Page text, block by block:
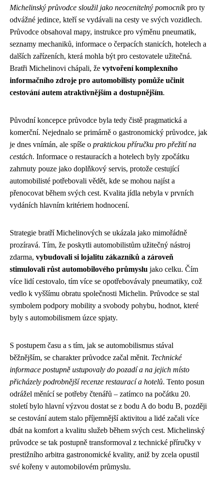
Michelinský průvodce sloužil jako neocenitelný pomocníkpro ty
odvážné jedince, kteří se vydávali na cesty ve svých vozidlech.
Průvodce obsahoval mapy, instrukce pro výměnu pneumatik,
seznamy mechaniků, informace o čerpacích stanicích, hotelech a
dalších zařízeních, která mohla být pro cestovatele užitečná.
Bratři Michelinovi chápali, že vytvoření komplexního
informačního zdroje pro automobilisty pomůže učinit
cestování autem atraktivnějším a dostupnějším.
Původní koncepce průvodce byla tedy čistě pragmatická a
komerční. Nejednalo se primárně o gastronomický průvodce, jak
je dnes vnímán, ale spíše o praktickou příručku pro přežití na
cestách. Informace o restauracích a hotelech byly zpočátku
zahrnuty pouze jako doplňkový servis, protože cestující
automobilisté potřebovali vědět, kde se mohou najíst a
přenocovat během svých cest. Kvalita jídla nebyla v prvních
vydáních hlavním kritériem hodnocení.
Strategie bratří Michelinových se ukázala jako mimořádně
prozíravá. Tím, že poskytli automobilistům užitečný nástroj
zdarma, vybudovali si lojalitu zákazníků a zároveň
stimulovali růst automobilového průmyslu jako celku. Čím
více lidí cestovalo, tím více se opotřebovávaly pneumatiky, což
vedlo k vyššímu obratu společnosti Michelin. Průvodce se stal
symbolem podpory mobility a svobody pohybu, hodnot, které
byly s automobilismem úzce spjaty.
S postupem času a s tím, jak se automobilismus stával
běžnějším, se charakter průvodce začal měnit. Technické
informace postupně ustupovaly do pozadí a na jejich místo
přicházely podrobnější recenze restaurací a hotelů. Tento posun
odrážel měnící se potřeby čtenářů – zatímco na počátku 20.
století bylo hlavní výzvou dostat se z bodu A do bodu B, později
se cestování autem stalo příjemnější aktivitou a lidé začali více
dbát na komfort a kvalitu služeb během svých cest. Michelinský
průvodce se tak postupně transformoval z technické příručky v
prestižního arbitra gastronomické kvality, aniž by zcela opustil
své kořeny v automobilovém průmyslu.